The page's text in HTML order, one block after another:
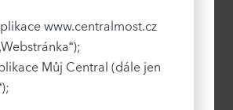
www.centralmost.cz
Můj Central (dále jen